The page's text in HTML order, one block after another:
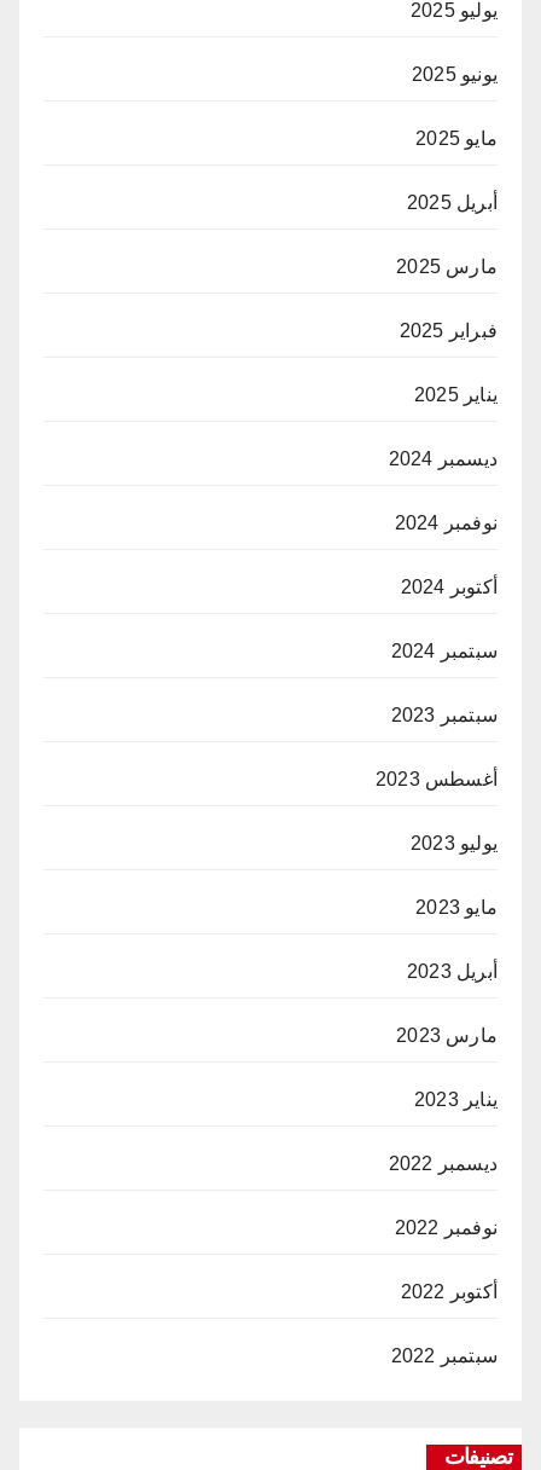
يوليو 2025
يونيو 2025
مايو 2025
أبريل 2025
مارس 2025
فبراير 2025
يناير 2025
ديسمبر 2024
نوفمبر 2024
أكتوبر 2024
سبتمبر 2024
سبتمبر 2023
أغسطس 2023
يوليو 2023
مايو 2023
أبريل 2023
مارس 2023
يناير 2023
ديسمبر 2022
نوفمبر 2022
أكتوبر 2022
سبتمبر 2022
تصنيفات